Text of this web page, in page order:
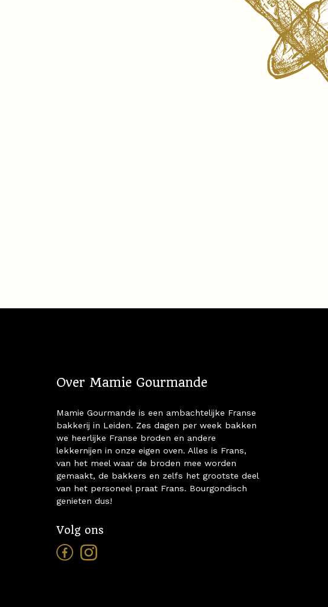
Over Mamie Gourmande
Mamie Gourmande is een ambachtelijke Franse
bakkerij in Leiden. Zes dagen per week bakken
we heerlijke Franse broden en andere
lekkernijen in onze eigen oven. Alles is Frans,
van het meel waar de broden mee worden
gemaakt, de bakkers en zelfs het grootste deel
van het personeel praat Frans. Bourgondisch
genieten dus!
Volg ons